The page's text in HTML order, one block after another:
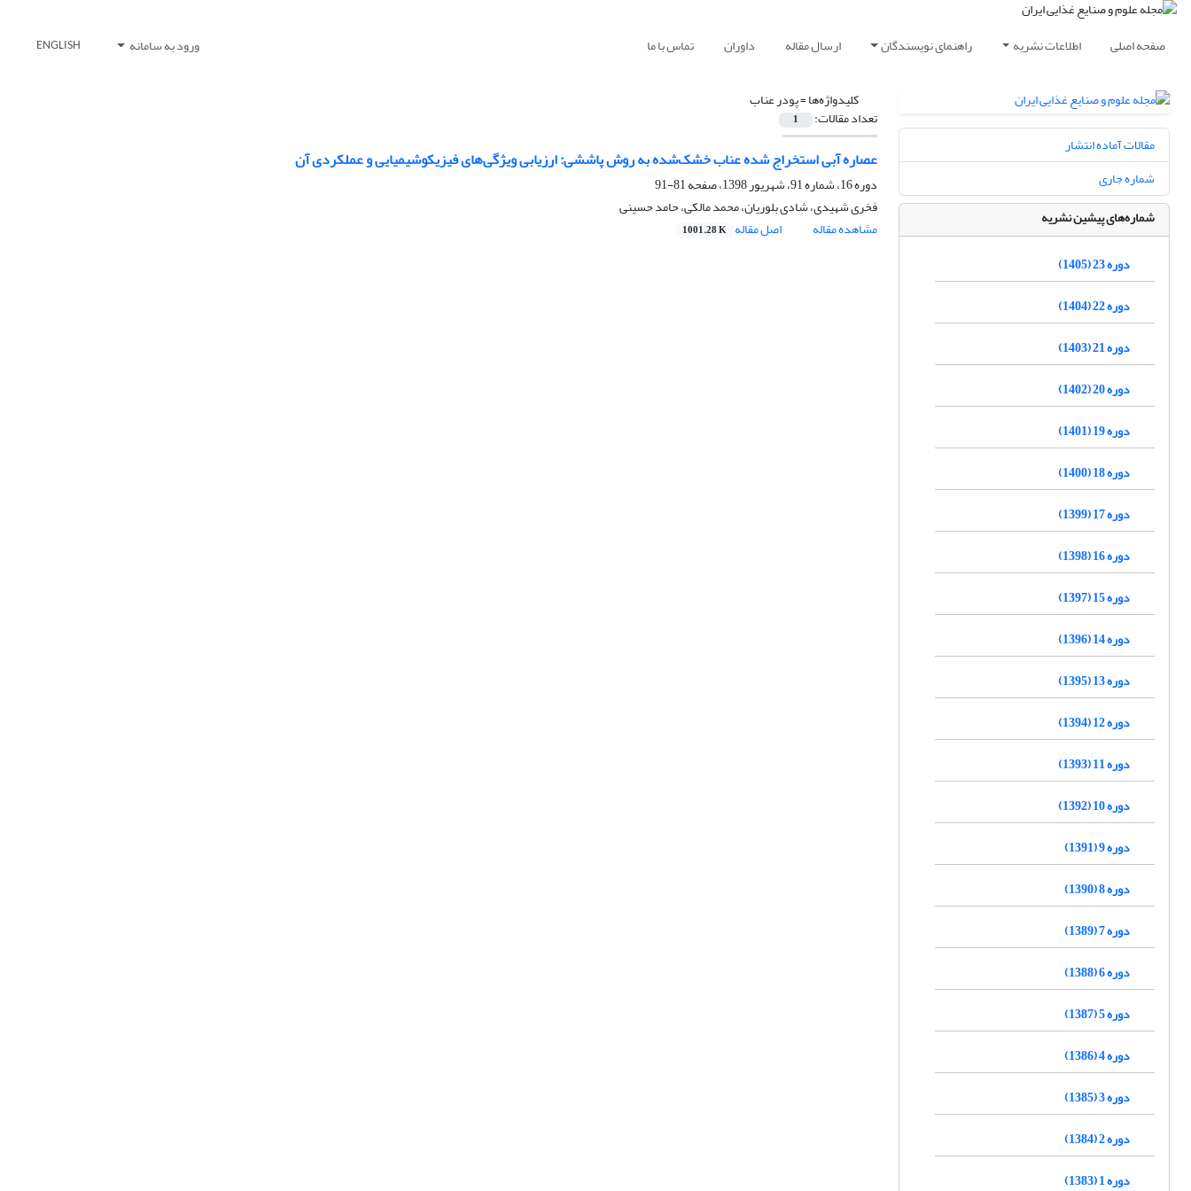
صفحه اصلی اطلاعات نشریه راهنمای نویسندگان ارسال مقاله داوران تماس با ما ورود به سامانه ENGLISH
کلیدواژه‌ها =پودر عناب
تعداد مقالات: 1
عصاره آبی استخراج شده عناب خشک‌شده به روش پاششی: ارزیابی ویژگی‌های فیزیکوشیمیایی و عملکردی آن
دوره 16، شماره 91، شهریور 1398، صفحه
81-91
فخری شهیدی، شادی بلوریان، محمد مالکی، حامد حسینی
مشاهده مقاله
اصل مقاله 1001.28 K
مقالات آماده انتشار
شماره جاری
شماره‌های پیشین نشریه
دوره 23 (1405)
دوره 22 (1404)
دوره 21 (1403)
دوره 20 (1402)
دوره 19 (1401)
دوره 18 (1400)
دوره 17 (1399)
دوره 16 (1398)
دوره 15 (1397)
دوره 14 (1396)
دوره 13 (1395)
دوره 12 (1394)
دوره 11 (1393)
دوره 10 (1392)
دوره 9 (1391)
دوره 8 (1390)
دوره 7 (1389)
دوره 6 (1388)
دوره 5 (1387)
دوره 4 (1386)
دوره 3 (1385)
دوره 2 (1384)
دوره 1 (1383)